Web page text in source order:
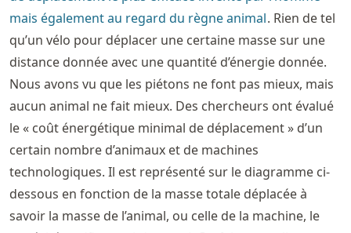
mais également au regard du règne animal. Rien de tel
qu’un vélo pour déplacer une certaine masse sur une
distance donnée avec une quantité d’énergie donnée.
Nous avons vu que les piétons ne font pas mieux, mais
aucun animal ne fait mieux. Des chercheurs ont évalué
le « coût énergétique minimal de déplacement » d’un
certain nombre d’animaux et de machines
technologiques. Il est représenté sur le diagramme ci-
dessous en fonction de la masse totale déplacée à
savoir la masse de l’animal, ou celle de la machine, le